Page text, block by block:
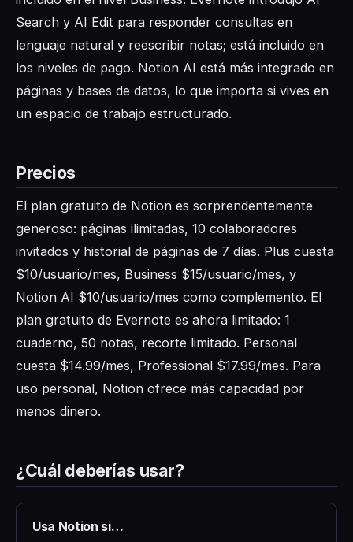
Search y AI Edit para responder consultas en
lenguaje natural y reescribir notas; está incluido en
los niveles de pago. Notion AI está más integrado en
páginas y bases de datos, lo que importa si vives en
un espacio de trabajo estructurado.
Precios
El plan gratuito de Notion es sorprendentemente
generoso: páginas ilimitadas, 10 colaboradores
invitados y historial de páginas de 7 días. Plus cuesta
$10/usuario/mes, Business $15/usuario/mes, y
Notion AI $10/usuario/mes como complemento. El
plan gratuito de Evernote es ahora limitado: 1
cuaderno, 50 notas, recorte limitado. Personal
cuesta $14.99/mes, Professional $17.99/mes. Para
uso personal, Notion ofrece más capacidad por
menos dinero.
¿Cuál deberías usar?
Usa Notion si…